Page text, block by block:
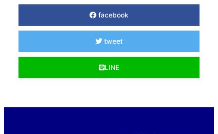
facebook
tweet
LINE